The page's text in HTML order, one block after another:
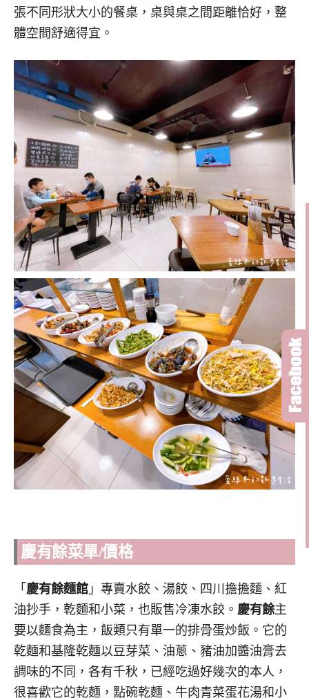
張不同形狀大小的餐桌，桌與桌之間距離恰好，整
體空間舒適得宜。
慶有餘菜單/價格
「 慶有餘麵館 」專賣水餃、湯餃、四川擔擔麵、紅
油抄手，乾麵和小菜，也販售冷凍水餃。 慶有餘主
要以麵食為主，飯類只有單一的排骨蛋炒飯。它的
乾麵和基隆乾麵以豆芽菜、油蔥、豬油加醬油膏去
調味的不同，各有千秋，已經吃過好幾次的本人，
很喜歡它的乾麵，點碗乾麵、牛肉青菜蛋花湯和小